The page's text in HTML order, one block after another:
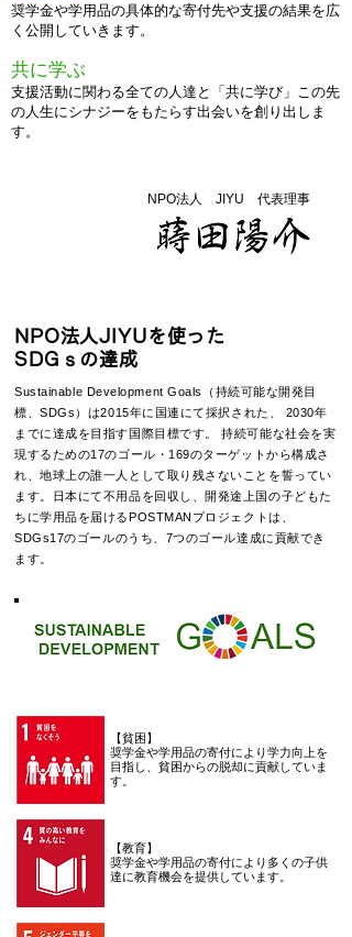
奨学金や学用品の具体的な寄付先や支援の結果を広
く公開していきます。
共に学ぶ
支援活動に関わる全ての人達と「共に学び」この先
の人生にシナジーをもたらす出会いを創り出しま
す。
NPO法人 JIYU 代表理事
NPO法人JIYUを使った
SDGｓの達成
Sustainable Development Goals（持続可能な開発目
標、SDGs）は2015年に国連にて採択された、 2030年
までに達成を目指す国際目標です。 持続可能な社会を実
現するための17のゴール・169のターゲットから構成さ
れ、地球上の誰一人として取り残さないことを誓ってい
ます。日本にて不用品を回収し、開発途上国の子どもた
ちに学用品を届けるPOSTMANプロジェクトは、
SDGs17のゴールのうち、7つのゴール達成に貢献でき
ます。
【貧困】
奨学金や学用品の寄付により学力向上を
目指し、貧困からの脱却に貢献していま
す。
【教育】
奨学金や学用品の寄付により多くの子供
達に教育機会を提供しています。